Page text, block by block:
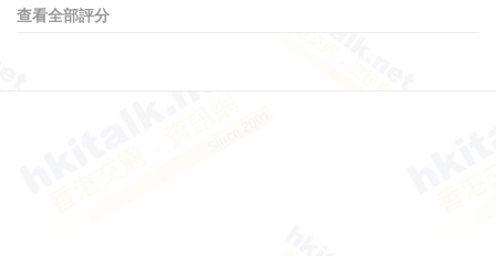
查看全部評分